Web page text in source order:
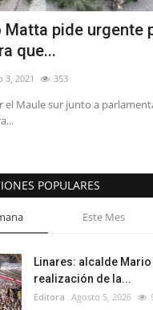
Matta pide urgente
que...
3, 2021 353
el Maule sur junto a
POPULARES
Este Mes
Linares: alcalde
realización de la...
Editora Agosto 5, 2026